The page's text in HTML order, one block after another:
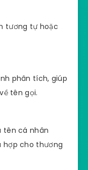
tương tự hoặc
phân tích, giúp
tên gọi.
tên cá nhân
hợp cho thương